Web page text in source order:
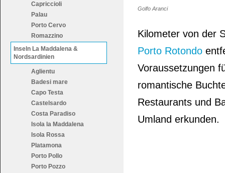
Capriccioli
Palau
Porto Cervo
Romazzino
Inseln La Maddalena &
Nordsardinien
Aglientu
Badesi mare
Capo Testa
Castelsardo
Costa Paradiso
Isola la Maddalena
Isola Rossa
Platamona
Porto Pollo
Porto Pozzo
Golfo Aranci
Kilometer von der
Porto Rotondo
Voraussetzungen
romantische
Restaurants und
Umland erkunden.